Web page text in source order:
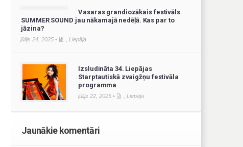
Vasaras grandiozākais festivāls
SUMMER SOUND jau nākamajā nedēļā. Kas par to
jāzina?
jūlijs 24, 2025 • ,Liepāja
Izsludināta 34. Liepājas
Starptautiskā zvaigžņu festivāla
programma
jūlijs 22, 2025 • ,Liepāja
Jaunākie komentāri